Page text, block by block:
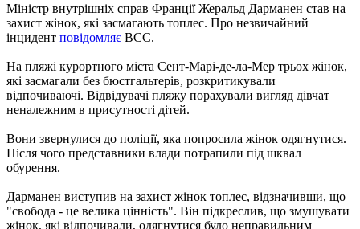
Міністр внутрішніх справ Франції Жеральд Дарманен став на
захист жінок, які засмагають топлес. Про незвичайний
інцидент повідомляє ВСС.
На пляжі курортного міста Сент-Марі-де-ла-Мер трьох жінок,
які засмагали без бюстгальтерів, розкритикували
відпочиваючі. Відвідувачі пляжу порахували вигляд дівчат
неналежним в присутності дітей.
Вони звернулися до поліції, яка попросила жінок одягнутися.
Після чого представники влади потрапили під шквал
обурення.
Дарманен виступив на захист жінок топлес, відзначивши, що
"свобода - це велика цінність". Він підкреслив, що змушувати
жінок, які відпочивали, одягнутися було неправильним